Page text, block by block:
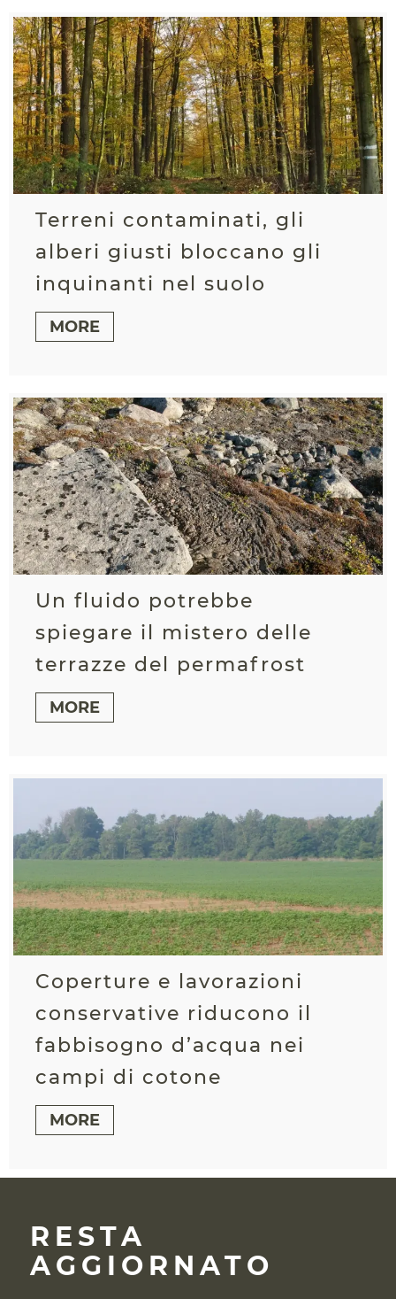
Terreni contaminati, gli
alberi giusti bloccano gli
inquinanti nel suolo
MORE
Un fluido potrebbe
spiegare il mistero delle
terrazze del permafrost
MORE
Coperture e lavorazioni
conservative riducono il
fabbisogno d’acqua nei
campi di cotone
MORE
RESTA
AGGIORNATO